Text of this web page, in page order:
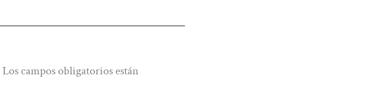
Los campos obligatorios están